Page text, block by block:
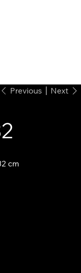
Previous Next
cm